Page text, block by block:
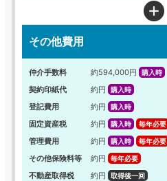
その他費用
仲介手数料 約594,000円 購入時
契約印紙代 約円 購入時
登記費用 約円 購入時
固定資産税 約円 購入時 毎年必要
管理費用 約円 購入時 毎年必要
その他保険料等 約円 毎年必要
不動産取得税 約円 取得後一回